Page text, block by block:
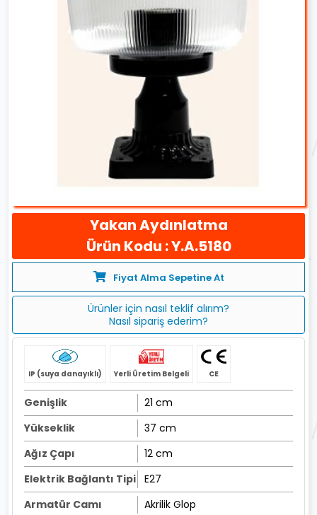
Yakan Aydınlatma
Ürün Kodu : Y.A.5180
Fiyat Alma Sepetine At
Ürünler için nasıl teklif alırım?
Nasıl sipariş ederim?
IP (suya danayıklı) Yerli Üretim Belgeli CE
Genişlik
21 cm
Yükseklik
37 cm
Ağız Çapı
12 cm
Elektrik Bağlantı Tipi
E27
Armatür Camı
Akrilik Glop